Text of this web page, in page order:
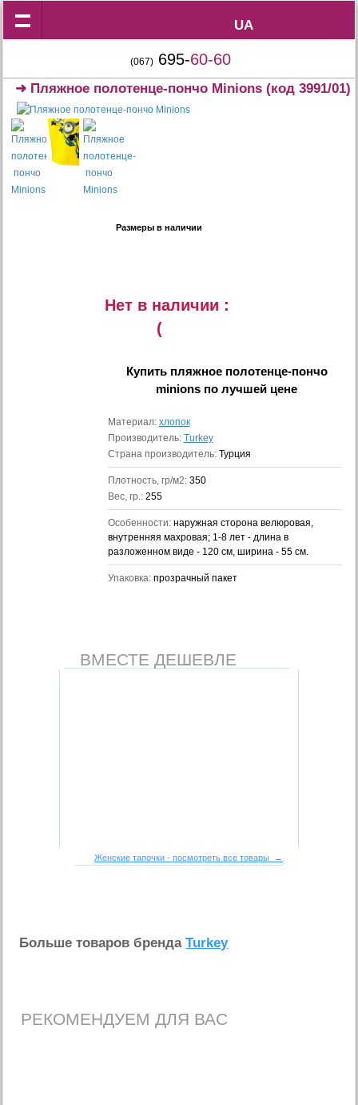
UA
UA
(067) 695-60-60
➜ Пляжное полотенце-пончо Minions (код 3991/01)
Размеры в наличии
Нет в наличии :
(
Купить пляжное полотенце-пончо
minions по лучшей цене
Материал: хлопок
Производитель: Turkey
Страна производитель: Турция
Плотность, гр/м2: 350
Вес, гр.: 255
Особенности: наружная сторона велюровая,
внутренняя махровая; 1-8 лет - длина в
разложенном виде - 120 см, ширина - 55 см.
Упаковка: прозрачный пакет
ВМЕСТЕ ДЕШЕВЛЕ
Женские тапочки - посмотреть все товары →
Больше товаров брендаTurkey
РЕКОМЕНДУЕМ ДЛЯ ВАС